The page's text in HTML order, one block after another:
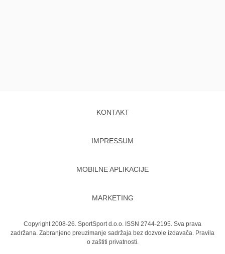
KONTAKT
IMPRESSUM
MOBILNE APLIKACIJE
MARKETING
Copyright 2008-26. SportSport d.o.o. ISSN 2744-2195. Sva prava
zadržana. Zabranjeno preuzimanje sadržaja bez dozvole izdavača. Pravila
o zaštiti privatnosti.